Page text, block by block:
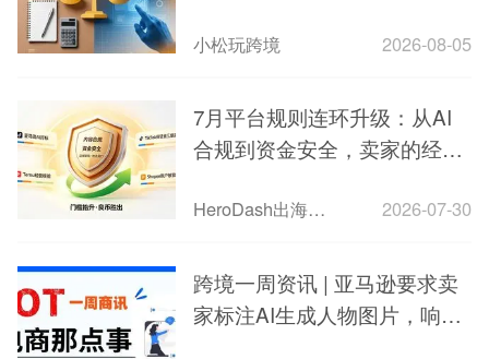
小松玩跨境 2026-08-05
7月平台规则连环升级：从AI
合规到资金安全，卖家的经营
HeroDash出海智能客服 2026-07-30
跨境一周资讯 | 亚马逊要求卖
家标注AI生成人物图片，响应